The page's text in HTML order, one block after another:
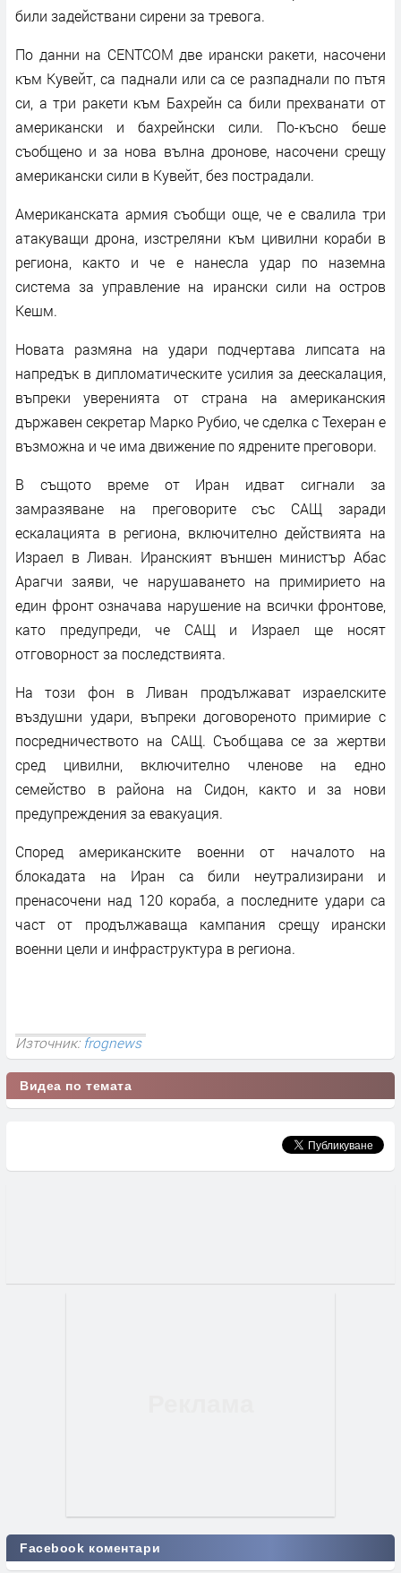
били задействани сирени за тревога.
По данни на CENTCOM две ирански ракети, насочени
към Кувейт, са паднали или са се разпаднали по пътя
си, а три ракети към Бахрейн са били прехванати от
американски и бахрейнски сили. По-късно беше
съобщено и за нова вълна дронове, насочени срещу
американски сили в Кувейт, без пострадали.
Американската армия съобщи още, че е свалила три
атакуващи дрона, изстреляни към цивилни кораби в
региона, както и че е нанесла удар по наземна
система за управление на ирански сили на остров
Кешм.
Новата размяна на удари подчертава липсата на
напредък в дипломатическите усилия за деескалация,
въпреки уверенията от страна на американския
държавен секретар Марко Рубио, че сделка с Техеран е
възможна и че има движение по ядрените преговори.
В същото време от Иран идват сигнали за
замразяване на преговорите със САЩ заради
ескалацията в региона, включително действията на
Израел в Ливан. Иранският външен министър Абас
Арагчи заяви, че нарушаването на примирието на
един фронт означава нарушение на всички фронтове,
като предупреди, че САЩ и Израел ще носят
отговорност за последствията.
На този фон в Ливан продължават израелските
въздушни удари, въпреки договореното примирие с
посредничеството на САЩ. Съобщава се за жертви
сред цивилни, включително членове на едно
семейство в района на Сидон, както и за нови
предупреждения за евакуация.
Според американските военни от началото на
блокадата на Иран са били неутрализирани и
пренасочени над 120 кораба, а последните удари са
част от продължаваща кампания срещу ирански
военни цели и инфраструктура в региона.
Източник:frognews
Видеа по темата
Facebook коментари